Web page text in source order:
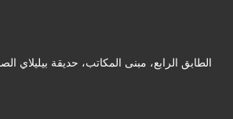
الطابق الرابع، مبنى المكاتب، حديقة بيليلاي